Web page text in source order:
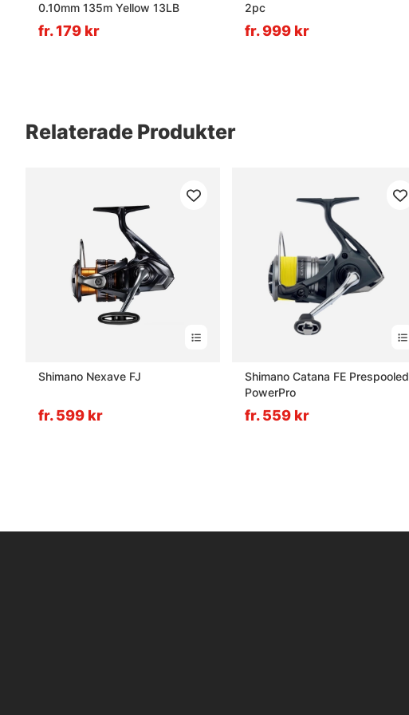
0.10mm 135m Yellow 13LB
fr. 179 kr
2pc
fr. 999 kr
Relaterade Produkter
Shimano Nexave FJ
fr. 599 kr
Shimano Catana FE Prespooled
PowerPro
fr. 559 kr